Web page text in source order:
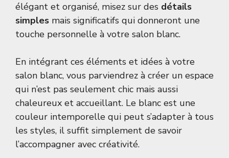
élégant et organisé, misez sur des détails
simples mais significatifs qui donneront une
touche personnelle à votre salon blanc.
En intégrant ces éléments et idées à votre
salon blanc, vous parviendrez à créer un espace
qui n’est pas seulement chic mais aussi
chaleureux et accueillant. Le blanc est une
couleur intemporelle qui peut s’adapter à tous
les styles, il suffit simplement de savoir
l’accompagner avec créativité.